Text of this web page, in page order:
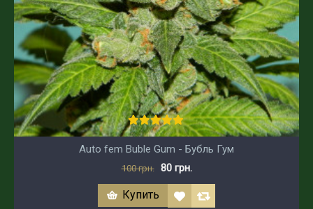
Auto fem Buble Gum - Бубль Гум
100 грн. 80 грн.
Купить